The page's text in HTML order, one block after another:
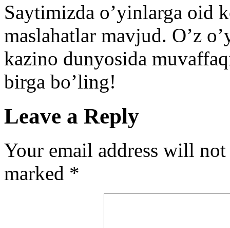
Saytimizda o’yinlarga oid
maslahatlar mavjud. O’z
kazino dunyosida
birga bo’ling!
Leave a Reply
Your email address will
marked *